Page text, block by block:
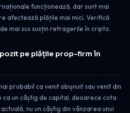
funcționează, dar sunt mai
afectează plățile mai mici. Verifică
mai sus susțin retragerile în cripto.
pe plățile prop-firm în
probabil ca venit obișnuit sau venit din
un câștig de capital, deoarece cota
nu un câștig din vânzarea unui